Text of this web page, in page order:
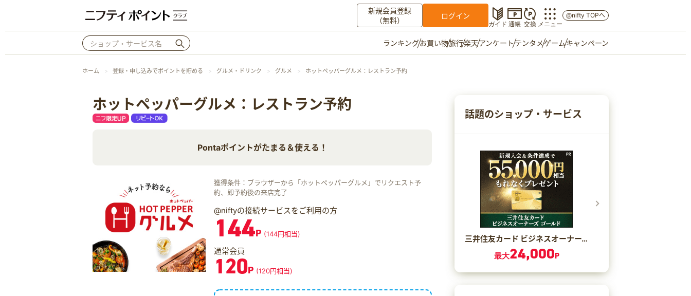
新規会員登録
（無料）
ログイン
ガイド 通帳 交換 メニュー
その他
お知らせ
ログイン
@nifty TOPへ
ランキングお買い物旅行楽天アンケートテンタメゲームキャンペーン
ホーム 登録・申し込みでポイントを貯める グルメ・ドリンク グルメ ホットペッパーグルメ：レストラン予約
ホットペッパーグルメ：レストラン予約
Pontaポイントがたまる＆使える！
獲得条件：ブラウザーから「ホットペッパーグルメ」でリクエスト予
約、即予約後の来店完了
@niftyの接続サービスをご利用の方
144P (144円相当)
通常会員
120P (120円相当)
話題のショップ・サービス
三井住友カード ビジネスオーナーズ ゴールド（カード発行）
最大24,000P